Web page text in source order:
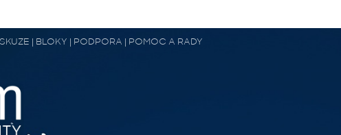
| BLOKY | PODPORA | POMOC A RADY